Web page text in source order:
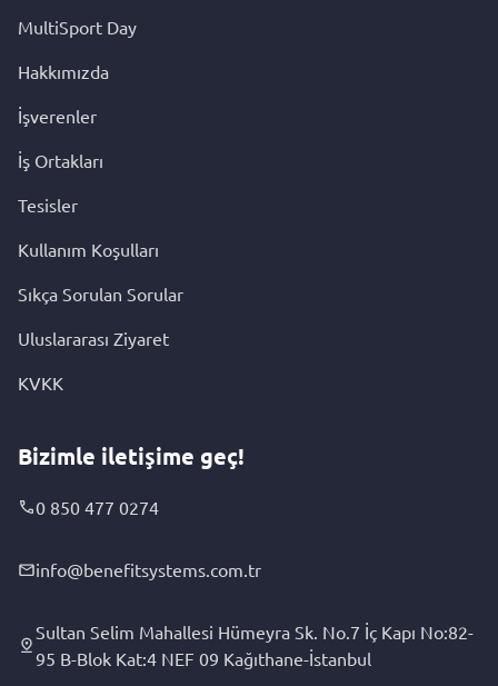
MultiSport Day
Hakkımızda
İşverenler
İş Ortakları
Tesisler
Kullanım Koşulları
Sıkça Sorulan Sorular
Uluslararası Ziyaret
KVKK
Bizimle iletişime geç!
0 850 477 0274
info@benefitsystems.com.tr
Sultan Selim Mahallesi Hümeyra Sk. No.7 İç Kapı No:82-
95 B-Blok Kat:4 NEF 09 Kağıthane-İstanbul